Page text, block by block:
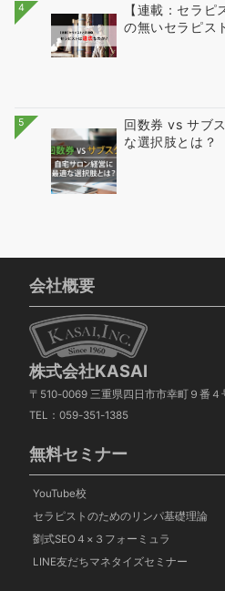
4
【連載：セラ
の無いセラピス
5
回数券 vs サブ
な選択肢とは？
会社概要
株式会社KASAI
〒510-0069 三重県四日市市幸町９番４
TEL：059-351-1385
無料セミナー
YouTube校
セラピストのためのリンパ基礎理論
劉式SEO４×３フォーミュラ
LINE友だちマネタイズセミナー